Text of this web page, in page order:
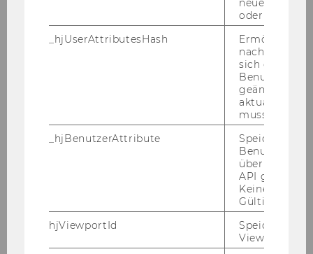
Univ.-Prof. Dr. Monika Polzin
Arbeits-​ und So­zi­al­recht
neuesten
oder nicht.
_hjUserAttributesHash
Ermöglicht
sich ein
geändert hat
aktualisiert
muss.
_hjBenutzerAttribute
Speichert
über die
API gesendet
Keine
hjViewportId
Speichert
Viewport-